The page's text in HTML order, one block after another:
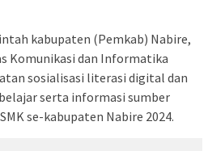
kabupaten (Pemkab) Nabire,
Komunikasi dan Informatika
sosialisasi literasi digital dan
serta informasi sumber
se-kabupaten Nabire 2024.